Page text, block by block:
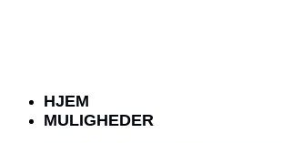
HJEM
MULIGHEDER